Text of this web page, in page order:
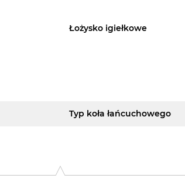
Łożysko igiełkowe
Typ koła łańcuchowego